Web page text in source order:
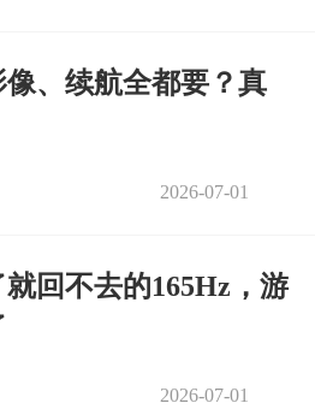
、续航全都要？真
2026-07-01
回不去的165Hz，游
2026-07-01